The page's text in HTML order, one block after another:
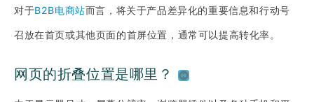
对于B2B电商站而言，将关于产品差异化的重要信息和行动号
召放在首页或其他页面的首屏位置，通常可以提高转化率。
网页的折叠位置是哪里？